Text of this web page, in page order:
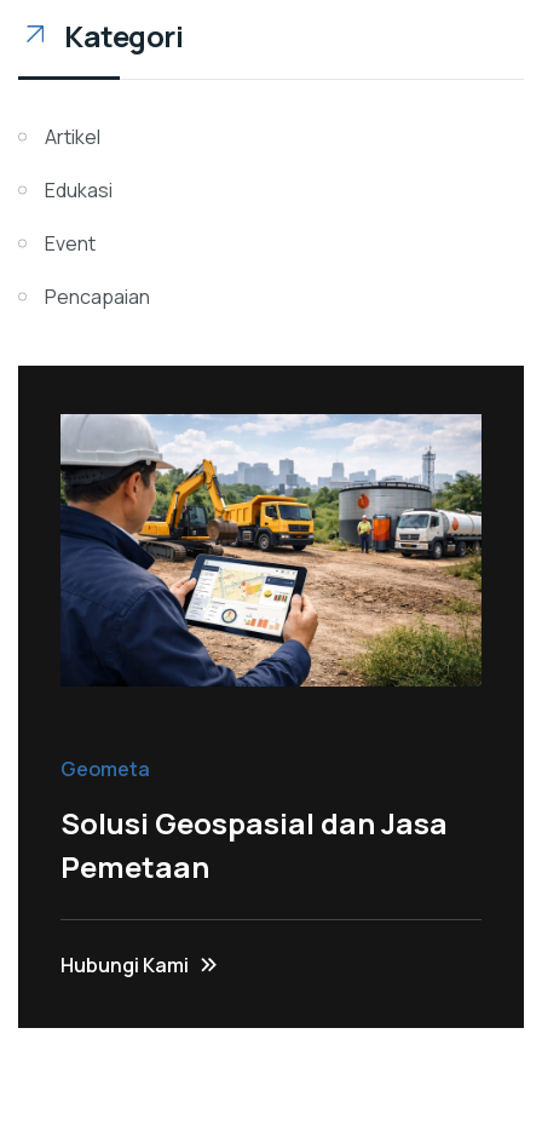
Kategori
Artikel
Edukasi
Event
Pencapaian
Geometa
Solusi Geospasial dan Jasa
Pemetaan
Hubungi Kami